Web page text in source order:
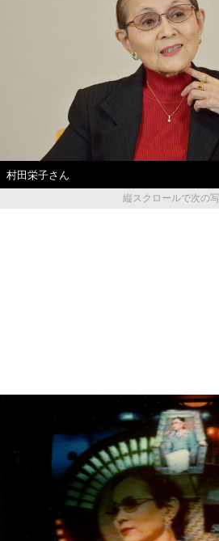
村田栄子さん
縦スクロールで次の